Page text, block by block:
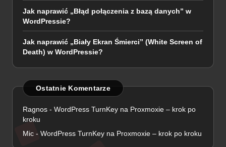
Jak naprawić „Błąd połączenia z bazą danych” w
WordPressie?
Jak naprawić „Biały Ekran Śmierci” (White Screen of
Death) w WordPressie?
Ostatnie Komentarze
Ragnos - WordPress TurnKey na Proxmoxie – krok po
kroku
Mic - WordPress TurnKey na Proxmoxie – krok po kroku